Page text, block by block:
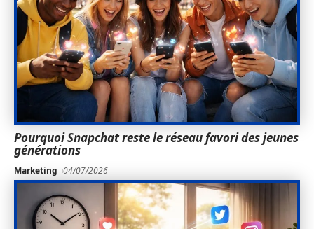
Pourquoi Snapchat reste le réseau favori des jeunes
générations
Marketing 04/07/2026